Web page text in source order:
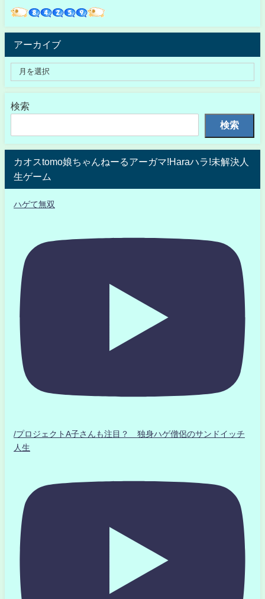
アーカイブ
検索
検索
カオスtomo娘ちゃんねーるアーガマ!Haraハラ!未解決人
生ゲーム
ハゲて無双
/プロジェクトA子さんも注目？ 独身ハゲ僧侶のサンドイッチ
人生